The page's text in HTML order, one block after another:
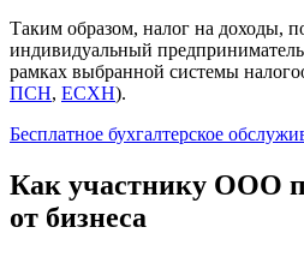
Таким образом, налог на доходы,
индивидуальный предприниматель
рамках выбранной системы
ПСН, ЕСХН).
Бесплатное бухгалтерское
Как участнику ООО
от бизнеса